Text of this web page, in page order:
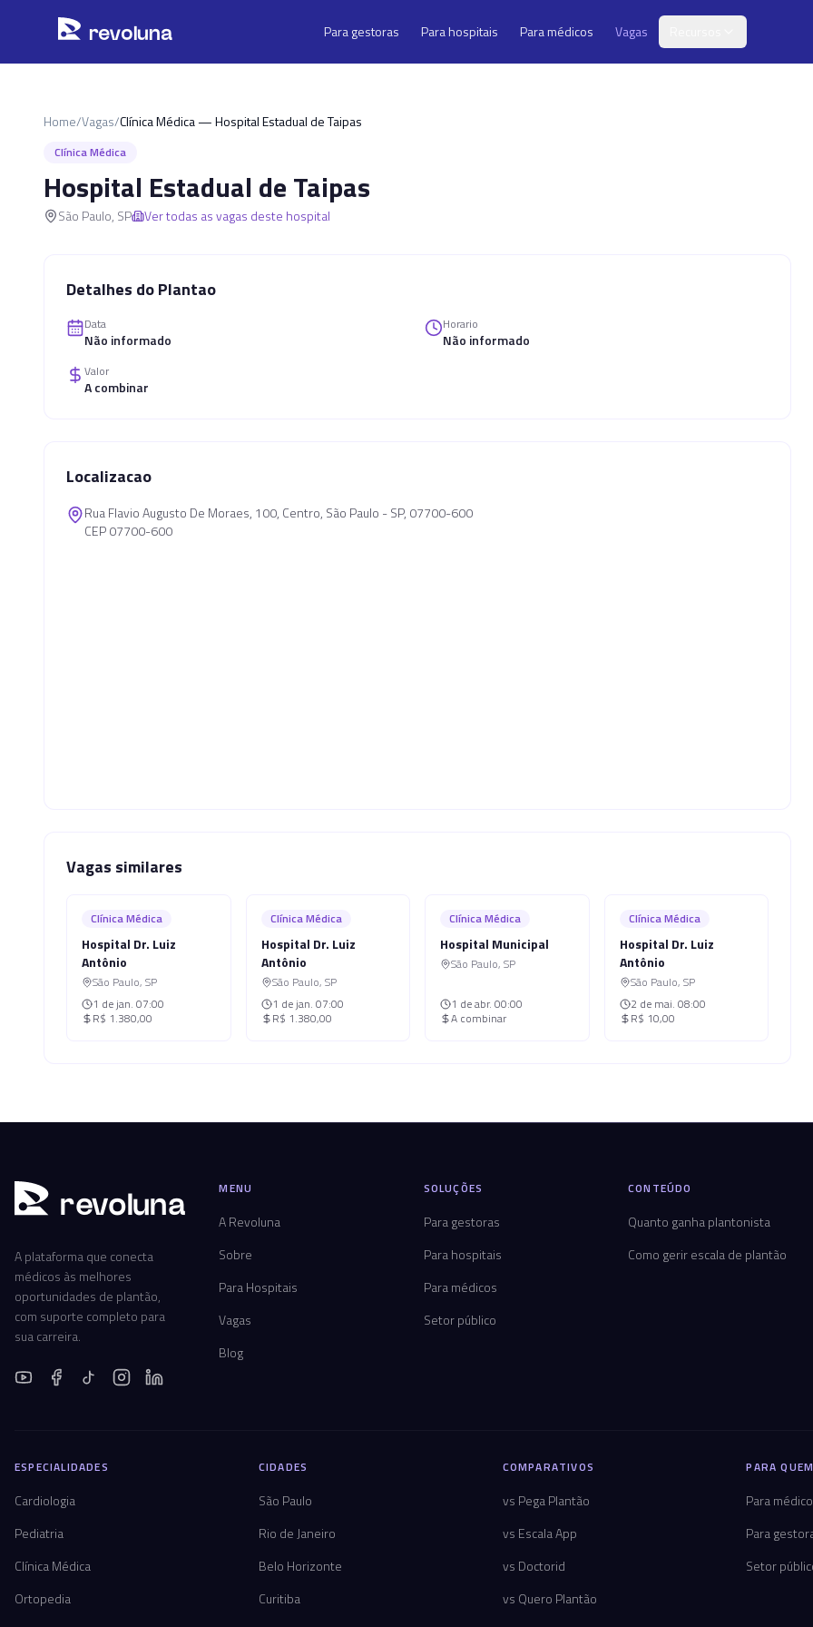
revoluna Para gestoras Para hospitais Para médicos Vagas
Home/Vagas/Clínica Médica — Hospital Estadual de Taipas
Clínica Médica
Hospital Estadual de Taipas
São Paulo, SP Ver todas as vagas deste hospital
Detalhes do Plantao
Data
Não informado
Horario
Não informado
Valor
A combinar
Localizacao
Rua Flavio Augusto De Moraes, 100, Centro, São Paulo - SP, 07700-600
CEP 07700-600
Vagas similares
Clínica Médica
Hospital Dr. Luiz
Antônio
São Paulo, SP
1 de jan. 07:00
R$ 1.380,00
Clínica Médica
Hospital Dr. Luiz
Antônio
São Paulo, SP
1 de jan. 07:00
R$ 1.380,00
Clínica Médica
Hospital Municipal
São Paulo, SP
1 de abr. 00:00
A combinar
Clínica Médica
Hospital Dr. Luiz
Antônio
São Paulo, SP
2 de mai. 08:00
R$ 10,00
revoluna
A plataforma que conecta
médicos às melhores
oportunidades de plantão,
com suporte completo para
sua carreira.
MENU
A Revoluna
Sobre
Para Hospitais
Vagas
Blog
SOLUÇÕES
Para gestoras
Para hospitais
Para médicos
Setor público
CONTEÚDO
Quanto ganha plantonista
Como gerir escala de plantão
ESPECIALIDADES
Cardiologia
Pediatria
Clínica Médica
Ortopedia
CIDADES
São Paulo
Rio de Janeiro
Belo Horizonte
Curitiba
COMPARATIVOS
vs Pega Plantão
vs Escala App
vs Doctorid
vs Quero Plantão
PARA
Para
Para
Setor